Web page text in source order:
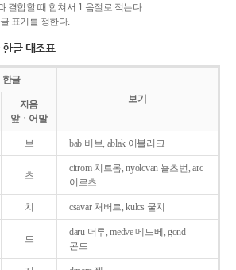
결합할 때 합쳐서 1 음절로 적는다.
표기를 정한다.
글 대조표
한글
보기
자음
앞ㆍ어말
브 bab 버브, ablak 어블러크
츠
citrom 치트롬, nyolcvan 뇰츠번, arc
어르츠
치 csavar 처버르, kulcs 쿨치
드
daru 더루, medve 메드베, gond
곤드